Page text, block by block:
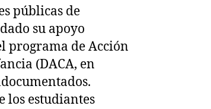
públicas de
su apoyo
programa de Acción
(DACA, en
los estudiantes